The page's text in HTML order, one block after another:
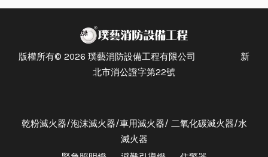
版權所有© 2026 璞藝消防設備工程有限公司 新
北市消公證字第22號
乾粉滅火器/泡沫滅火器/車用滅火器/ 二氧化碳滅火器/水
滅火器